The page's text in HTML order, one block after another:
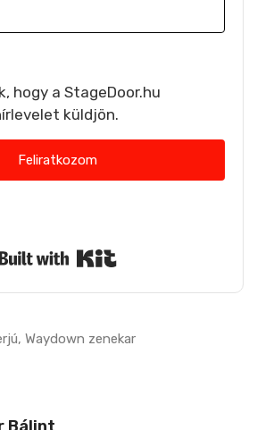
hogy a StageDoor.hu
küldjön.
Feliratkozom
, Waydown zenekar